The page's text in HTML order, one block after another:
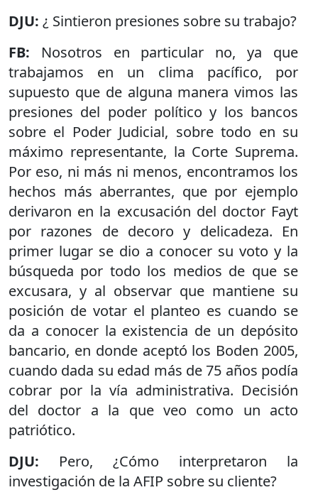
DJU: ¿ Sintieron presiones sobre su trabajo?
FB: Nosotros en particular no, ya que
trabajamos en un clima pacífico, por
supuesto que de alguna manera vimos las
presiones del poder político y los bancos
sobre el Poder Judicial, sobre todo en su
máximo representante, la Corte Suprema.
Por eso, ni más ni menos, encontramos los
hechos más aberrantes, que por ejemplo
derivaron en la excusación del doctor Fayt
por razones de decoro y delicadeza. En
primer lugar se dio a conocer su voto y la
búsqueda por todo los medios de que se
excusara, y al observar que mantiene su
posición de votar el planteo es cuando se
da a conocer la existencia de un depósito
bancario, en donde aceptó los Boden 2005,
cuando dada su edad más de 75 años podía
cobrar por la vía administrativa. Decisión
del doctor a la que veo como un acto
patriótico.
DJU: Pero, ¿Cómo interpretaron la
investigación de la AFIP sobre su cliente?